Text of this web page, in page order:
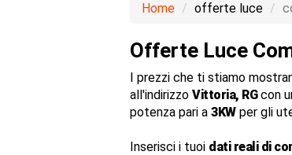
Home offerte luce
Offerte Luce
I prezzi che ti stiamo
all'indirizzo Vittoria, RGcon
potenza pari a 3KWper gli
Inserisci i tuoi dati reali di